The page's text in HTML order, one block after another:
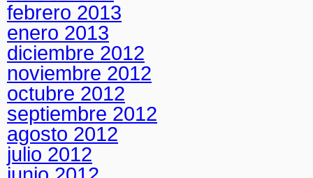
febrero 2013
enero 2013
diciembre 2012
noviembre 2012
octubre 2012
septiembre 2012
agosto 2012
julio 2012